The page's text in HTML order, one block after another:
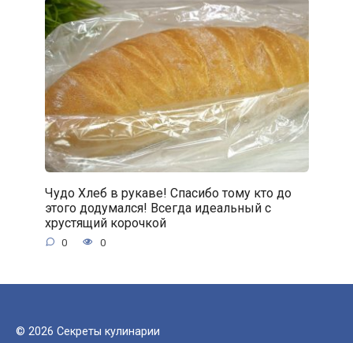
Чудо Хлеб в рукаве! Спасибо тому кто до
этого додумался! Всегда идеальный с
хрустящий корочкой
0 0
© 2026 Секреты кулинарии